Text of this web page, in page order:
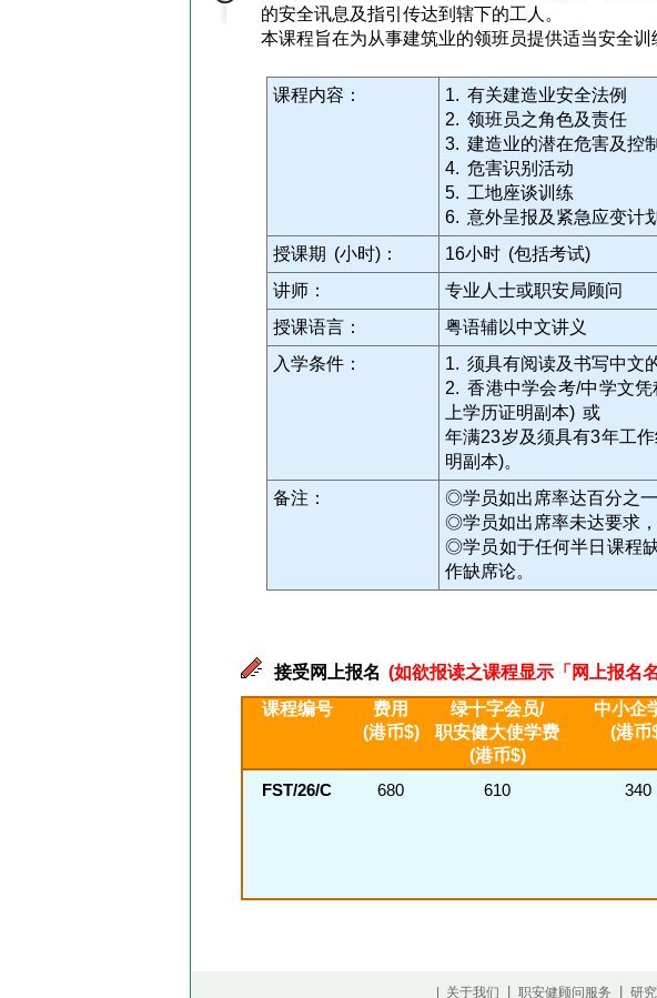
的安全讯息及指引传达到辖下的工人。
本课程旨在为从事建筑业的领班员提供适当安全训
课程内容：
1. 有关建造业安全法例
2. 领班员之角色及责任
3. 建造业的潜在危害及控
4. 危害识别活动
5. 工地座谈训练
6. 意外呈报及紧急应变计
授课期 (小时)：
16小时 (包括考试)
讲师：
专业人士或职安局顾问
授课语言：
粤语辅以中文讲义
入学条件：
1. 须具有阅读及书写中文
2. 香港中学会考/中学文
上学历证明副本) 或
年满23岁及须具有3年工
明副本)。
备注：
◎学员如出席率达百分之
◎学员如出席率未达要求
◎学员如于任何半日课程
作缺席论。
接受网上报名 (如欲报读之课程显示「网上报名
课程编号
费用
(港币$)
绿十字会员/
职安健大使学费
(港币$)
中小企
(港币
FST/26/C 680 610 340
| 关于我们 职安健顾问服务 研